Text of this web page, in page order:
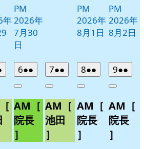
年
PM
2026年
7月30
日
PM
2026年
8月1日
PM
2026年
8月2日
件
イ
ベ
ト)
62026
年
月
6
日
●●
件
イ
ベ
ト)
Close
AM［
院長
］
72026
年
月
7
日
●●
件
イ
ベ
ト)
Close
AM［
池田
］
82026
年
月
8
日
●●
件
イ
ベ
Close
AM［
院長
］
92026
年
月
9
日
●●
件
イ
ベ
Close
AM［
院長
］